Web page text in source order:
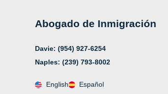
Abogado de Inmigración
Davie: (954) 927-6254
Naples: (239) 793-8002
English Español